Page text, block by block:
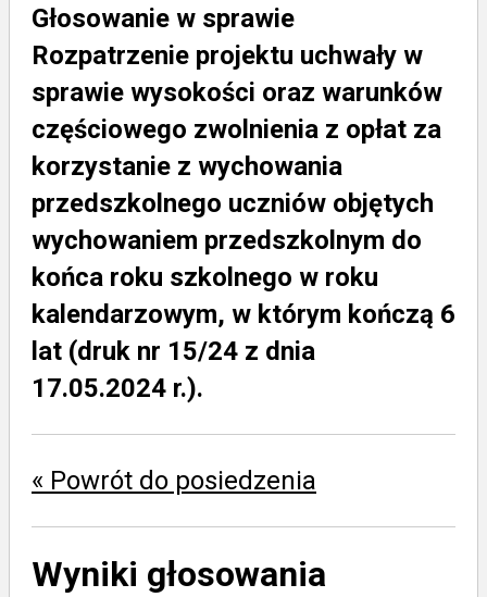
Głosowanie w sprawie
Rozpatrzenie projektu uchwały w
sprawie wysokości oraz warunków
częściowego zwolnienia z opłat za
korzystanie z wychowania
przedszkolnego uczniów objętych
wychowaniem przedszkolnym do
końca roku szkolnego w roku
kalendarzowym, w którym kończą 6
lat (druk nr 15/24 z dnia
17.05.2024 r.).
« Powrót do posiedzenia
Wyniki głosowania